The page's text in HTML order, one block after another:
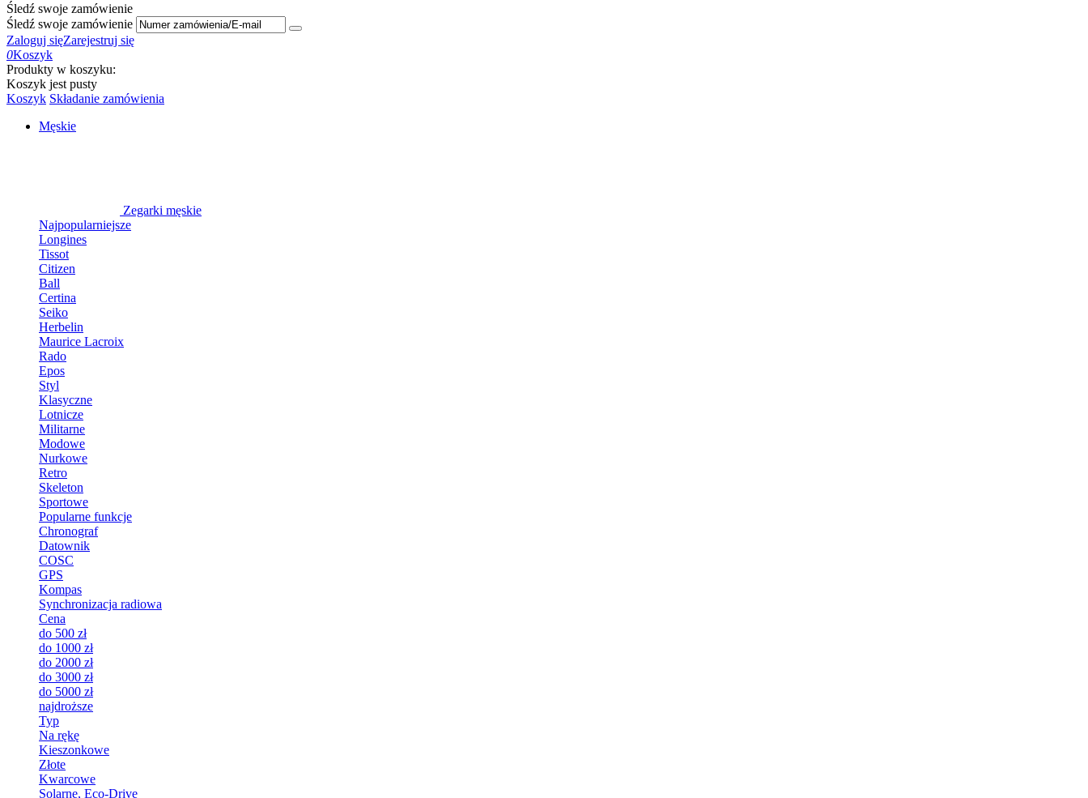
Śledź swoje zamówienie
Śledź swoje zamówienie
Zaloguj sięZarejestruj się
0Koszyk
Produkty w koszyku:
Koszyk jest pusty
Koszyk Składanie zamówienia
Męskie
Zegarki męskie
Najpopularniejsze
Longines
Tissot
Citizen
Ball
Certina
Seiko
Herbelin
Maurice Lacroix
Rado
Epos
Styl
Klasyczne
Lotnicze
Militarne
Modowe
Nurkowe
Retro
Skeleton
Sportowe
Popularne funkcje
Chronograf
Datownik
COSC
GPS
Kompas
Synchronizacja radiowa
Cena
do 500 zł
do 1000 zł
do 2000 zł
do 3000 zł
do 5000 zł
najdroższe
Typ
Na rękę
Kieszonkowe
Złote
Kwarcowe
Solarne, Eco-Drive